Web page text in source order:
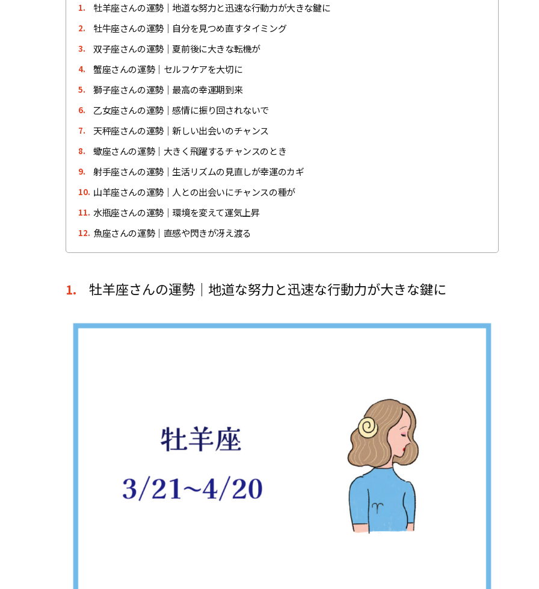
1. 牡羊座さんの運勢｜地道な努力と迅速な行動力が大きな鍵に
2. 牡牛座さんの運勢｜自分を見つめ直すタイミング
3. 双子座さんの運勢｜夏前後に大きな転機が
4. 蟹座さんの運勢｜セルフケアを大切に
5. 獅子座さんの運勢｜最高の幸運期到来
6. 乙女座さんの運勢｜感情に振り回されないで
7. 天秤座さんの運勢｜新しい出会いのチャンス
8. 蠍座さんの運勢｜大きく飛躍するチャンスのとき
9. 射手座さんの運勢｜生活リズムの見直しが幸運のカギ
10. 山羊座さんの運勢｜人との出会いにチャンスの種が
11. 水瓶座さんの運勢｜環境を変えて運気上昇
12. 魚座さんの運勢｜直感や閃きが冴え渡る
1. 牡羊座さんの運勢｜地道な努力と迅速な行動力が大きな鍵に